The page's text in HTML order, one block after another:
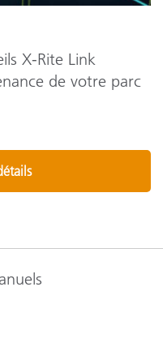
X-Rite Link
de votre parc